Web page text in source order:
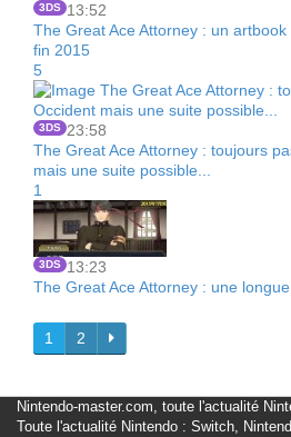
3DS 13:52
The Great Ace Attorney : un
fin 2015
5
3DS 23:58
The Great Ace Attorney : toujours
mais une suite possible...
1
3DS 13:23
The Great Ace Attorney : une
1 2
Nintendo-master.com, toute l'actualité
Toute l'actualité Nintendo : Switch,